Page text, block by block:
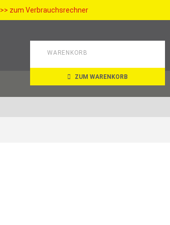
>> zum Verbrauchsrechner
WARENKORB
ZUM WARENKORB